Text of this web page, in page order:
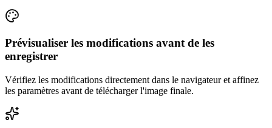
Prévisualiser les modifications avant de les
enregistrer
Vérifiez les modifications directement dans le navigateur et affinez
les paramètres avant de télécharger l'image finale.